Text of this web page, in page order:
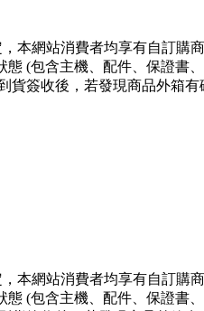
本網站消費者均享有自訂
(包含主機、配件、保證
貨簽收後，若發現商品外箱
本網站消費者均享有自訂
(包含主機、配件、保證